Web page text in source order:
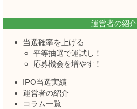
運営者の紹介
当選確率を上げる
平等抽選で運試し！
応募機会を増やす！
IPO当選実績
運営者の紹介
コラム一覧